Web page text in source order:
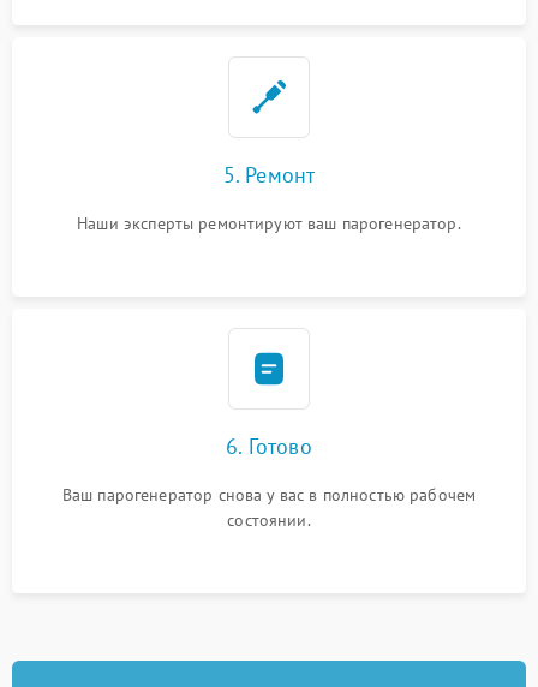
5. Ремонт
Наши эксперты ремонтируют ваш парогенератор.
6. Готово
Ваш парогенератор снова у вас в полностью рабочем
состоянии.